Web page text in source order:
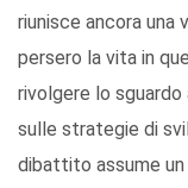
riunisce ancora
persero la vita in
rivolgere lo
sulle strategie di
dibattito assume